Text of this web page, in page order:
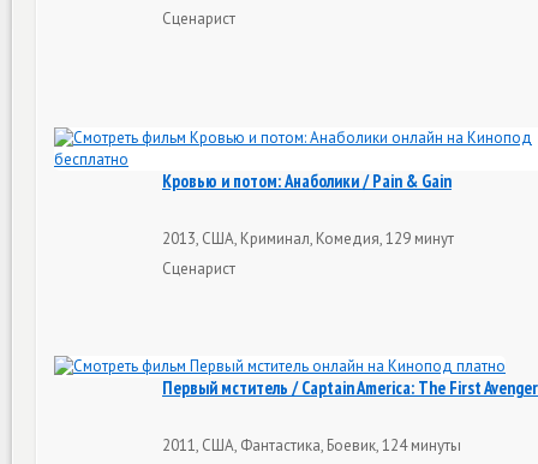
Сценарист
Кровью и потом: Анаболики / Pain & Gain
2013, США, Криминал, Комедия, 129 минут
Сценарист
Первый мститель / Captain America: The First Avenger
2011, США, Фантастика, Боевик, 124 минуты